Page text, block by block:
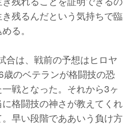
残るんだという気持ちで臨
る。
合は、戦前の予想はヒロヤ
のベテランが格闘技の恐
戦となった。それから3ヶ
格闘技の神さが教えてくれ
早い段階でああいう負け方